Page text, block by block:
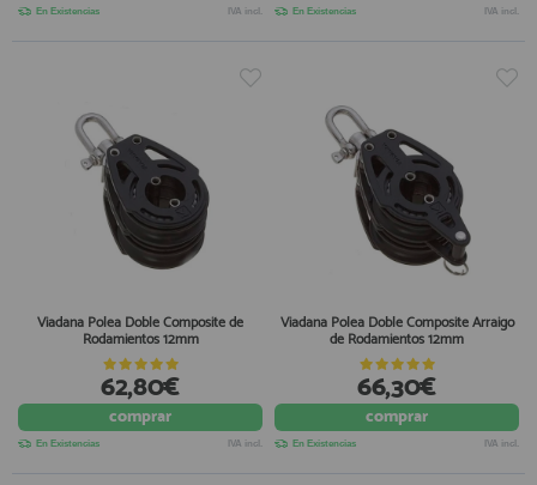
En Existencias IVA incl. En Existencias IVA incl.
Viadana Polea Doble Composite de
Rodamientos 12mm
62,80€
comprar
En Existencias IVA incl.
Viadana Polea Doble Composite Arraigo
de Rodamientos 12mm
66,30€
comprar
En Existencias IVA incl.